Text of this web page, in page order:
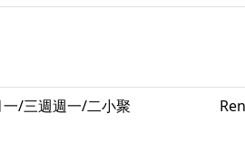
/三週週一/二小聚